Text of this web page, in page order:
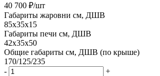
40 700 ₽/шт
Габариты жаровни см, ДШВ
85x35x15
Габариты печи см, ДШВ
42x35x50
Общие габариты см, ДШВ (по крыше)
170/125/235
-
+